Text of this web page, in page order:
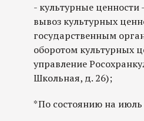
- культурные
вывоз культурных
государственным
оборотом культурных
управление
Школьная, д. 26);
*По состоянию на июль